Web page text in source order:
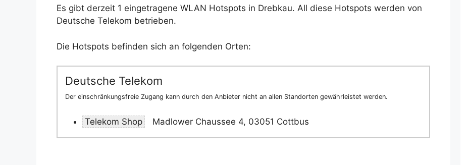
Es gibt derzeit 1 eingetragene WLAN Hotspots in Drebkau. All diese Hotspots werden von
Deutsche Telekom betrieben.
Die Hotspots befinden sich an folgenden Orten:
Deutsche Telekom
Der einschränkungsfreie Zugang kann durch den Anbieter nicht an allen Standorten gewährleistet werden.
Telekom Shop Madlower Chaussee 4, 03051 Cottbus